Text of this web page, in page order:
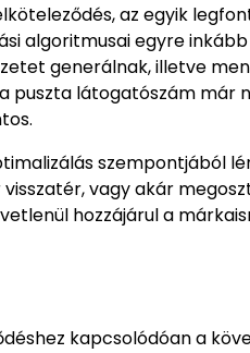
az egyik
algoritmusai egyre
generálnak, illetve
puszta látogatószám már
szempontjából
vagy akár
hozzájárul a
kapcsolódóan a